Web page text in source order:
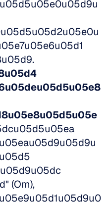
(Om),